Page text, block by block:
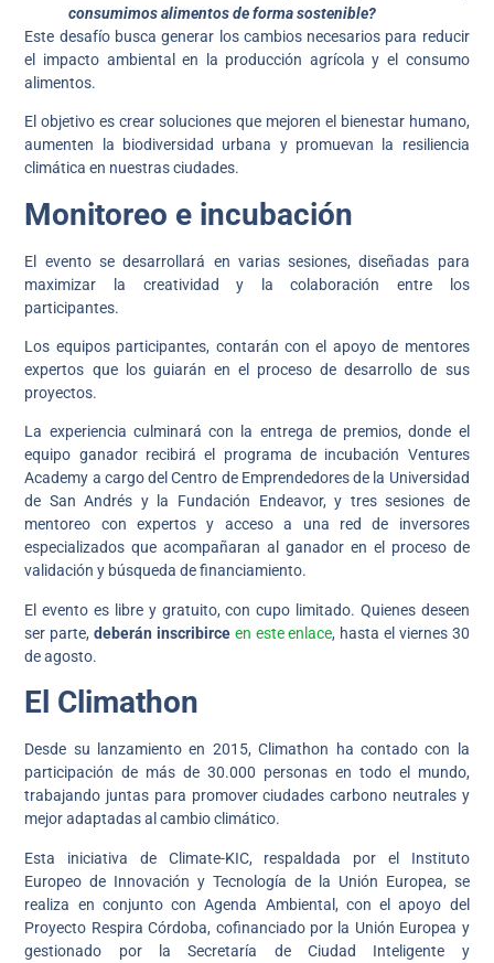
consumimos alimentos de forma sostenible?
Este desafío busca generar los cambios necesarios para reducir
el impacto ambiental en la producción agrícola y el consumo
alimentos.
El objetivo es crear soluciones que mejoren el bienestar humano,
aumenten la biodiversidad urbana y promuevan la resiliencia
climática en nuestras ciudades.
Monitoreo e incubación
El evento se desarrollará en varias sesiones, diseñadas para
maximizar la creatividad y la colaboración entre los
participantes.
Los equipos participantes, contarán con el apoyo de mentores
expertos que los guiarán en el proceso de desarrollo de sus
proyectos.
La experiencia culminará con la entrega de premios, donde el
equipo ganador recibirá el programa de incubación Ventures
Academy a cargo del Centro de Emprendedores de la Universidad
de San Andrés y la Fundación Endeavor, y tres sesiones de
mentoreo con expertos y acceso a una red de inversores
especializados que acompañaran al ganador en el proceso de
validación y búsqueda de financiamiento.
El evento es libre y gratuito, con cupo limitado. Quienes deseen
ser parte, deberán inscribirce en este enlace, hasta el viernes 30
de agosto.
El Climathon
Desde su lanzamiento en 2015, Climathon ha contado con la
participación de más de 30.000 personas en todo el mundo,
trabajando juntas para promover ciudades carbono neutrales y
mejor adaptadas al cambio climático.
Esta iniciativa de Climate-KIC, respaldada por el Instituto
Europeo de Innovación y Tecnología de la Unión Europea, se
realiza en conjunto con Agenda Ambiental, con el apoyo del
Proyecto Respira Córdoba, cofinanciado por la Unión Europea y
gestionado por la Secretaría de Ciudad Inteligente y